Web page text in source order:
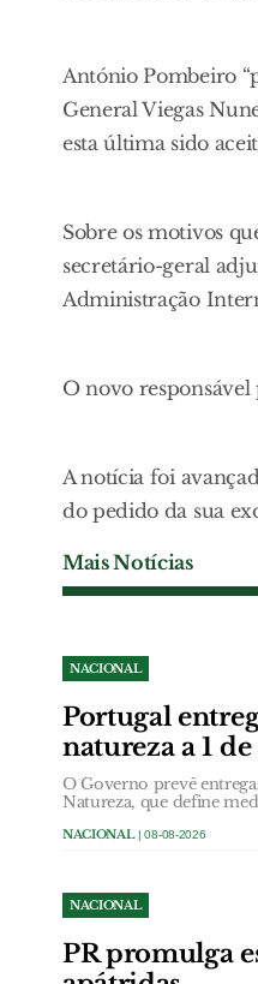
António Pombeiro
General Viegas
esta última sido
Sobre os motivos
secretário-geral
Administração
O novo responsável
A notícia foi
do pedido da sua
Mais Notícias
NACIONAL
Portugal
natureza a 1
O Governo prevê
Natureza, que define
NACIONAL| 08-08-2026
NACIONAL
PR promulga